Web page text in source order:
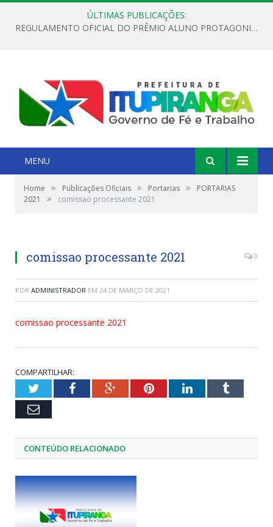
ÚLTIMAS PUBLICAÇÕES:
REGULAMENTO OFICIAL DO PRÊMIO ALUNO PROTAGONISTA – EDIÇÃO 2026
MENU
Home » Publicações Oficiais » Portarias »
PORTARIAS
2021
» comissao processante 2021
comissao processante 2021 0
POR ADMINISTRADOR EM 24 DE MARÇO DE 2021
comissao processante 2021
COMPARTILHAR:
TwitterFacebookGoogle+PinterestLinkedInTumblr
Email
CONTEÚDO RELACIONADO